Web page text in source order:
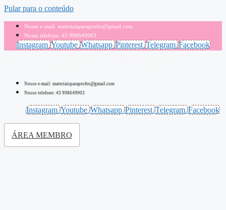
Pular para o conteúdo
Nosso e-mail: materiaisparaprofes@gmail.com
Nosso telefone: 43 998649903
Instagram Youtube Whatsapp Pinterest Telegram Facebook
Nosso e-mail: materiaisparaprofes@gmail.com
Nosso telefone: 43 998649903
Instagram Youtube Whatsapp Pinterest Telegram Facebook
ÁREA MEMBRO